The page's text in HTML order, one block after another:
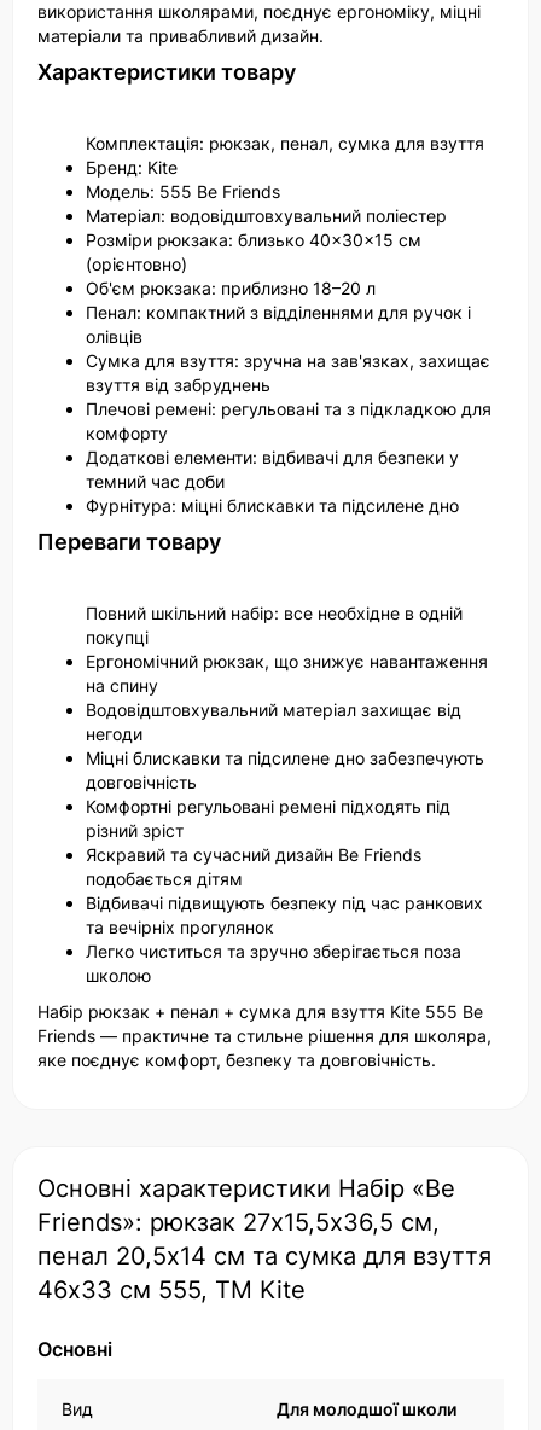
використання школярами, поєднує ергономіку, міцні
матеріали та привабливий дизайн.
Характеристики товару
Комплектація: рюкзак, пенал, сумка для взуття
Бренд: Kite
Модель: 555 Be Friends
Матеріал: водовідштовхувальний поліестер
Розміри рюкзака: близько 40×30×15 см
(орієнтовно)
Об'єм рюкзака: приблизно 18–20 л
Пенал: компактний з відділеннями для ручок і
олівців
Сумка для взуття: зручна на зав'язках, захищає
взуття від забруднень
Плечові ремені: регульовані та з підкладкою для
комфорту
Додаткові елементи: відбивачі для безпеки у
темний час доби
Фурнітура: міцні блискавки та підсилене дно
Переваги товару
Повний шкільний набір: все необхідне в одній
покупці
Ергономічний рюкзак, що знижує навантаження
на спину
Водовідштовхувальний матеріал захищає від
негоди
Міцні блискавки та підсилене дно забезпечують
довговічність
Комфортні регульовані ремені підходять під
різний зріст
Яскравий та сучасний дизайн Be Friends
подобається дітям
Відбивачі підвищують безпеку під час ранкових
та вечірніх прогулянок
Легко чиститься та зручно зберігається поза
школою
Набір рюкзак + пенал + сумка для взуття Kite 555 Be
Friends — практичне та стильне рішення для школяра,
яке поєднує комфорт, безпеку та довговічність.
Основні характеристики Набір «Be
Friends»: рюкзак 27х15,5х36,5 см,
пенал 20,5х14 см та сумка для взуття
46х33 см 555, ТМ Kite
Основні
Вид Для молодшої школи